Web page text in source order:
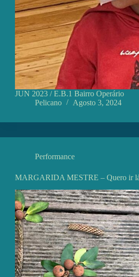
JUN 2023 / E.B.1 Bairro Operário
Pelicano
Agosto 3, 2024
Performance
MARGARIDA MESTRE – Quero ir lá